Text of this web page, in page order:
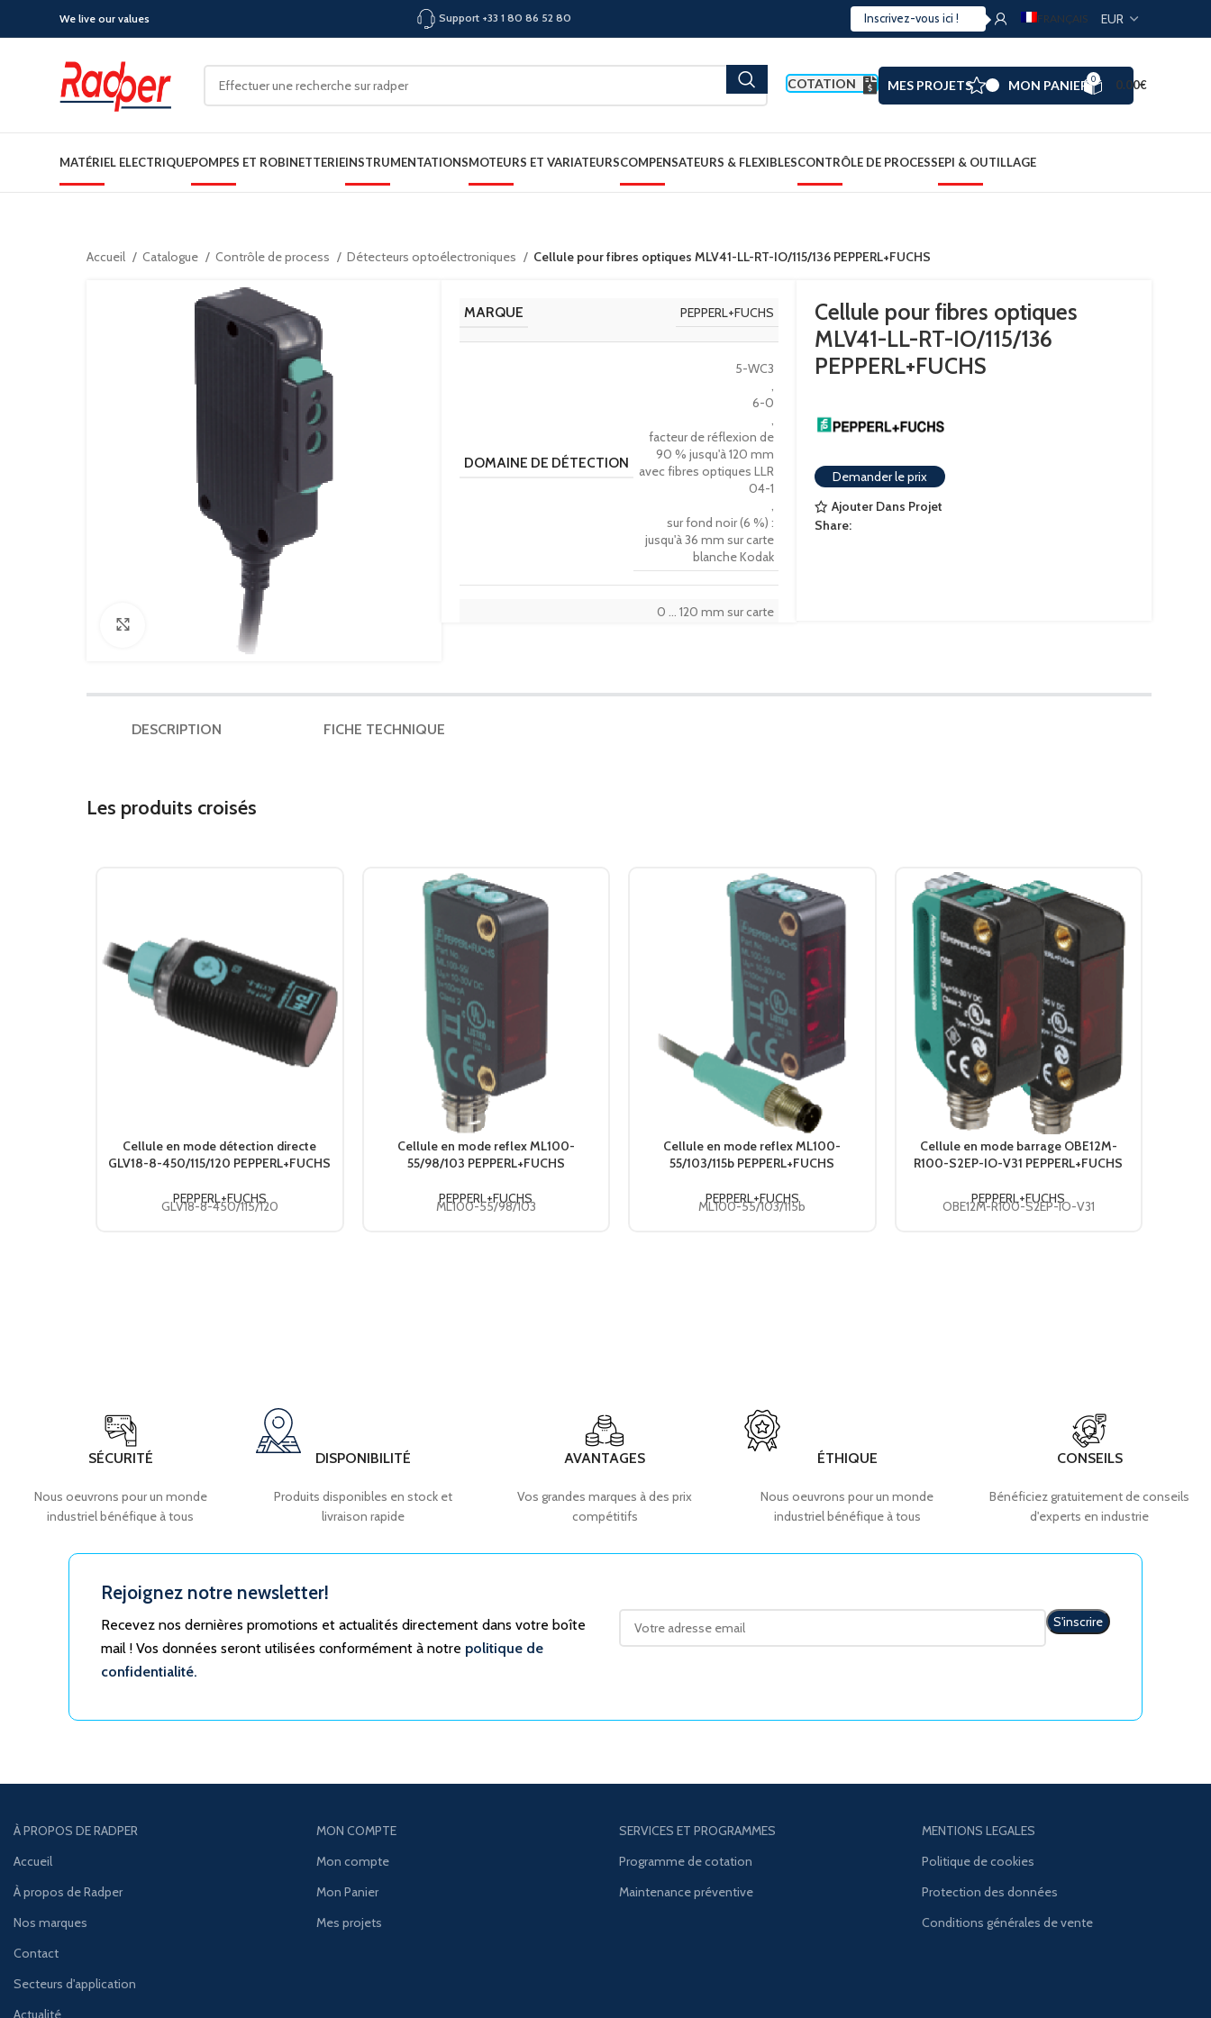
We live our values Support +33 1 80 86 52 80 FRANÇAIS
COTATION MES PROJETS MON PANIER 0 0.00€
MATÉRIEL ELECTRIQUEPOMPES ET ROBINETTERIEINSTRUMENTATIONSMOTEURS ET VARIATEURSCOMPENSATEURS & FLEXIBLESCONTRÔLE DE PROCESSEPI & OUTILLAGE
Accueil Catalogue Contrôle de process Détecteurs optoélectroniques Cellule pour fibres optiques MLV41-LL-RT-IO/115/136 PEPPERL+FUCHS
MARQUE PEPPERL+FUCHS
DOMAINE DE DÉTECTION
5-WC3
,
6-0
,
facteur de réflexion de
90 % jusqu'à 120 mm
avec fibres optiques LLR
04-1
,
sur fond noir (6 %) :
jusqu'à 36 mm sur carte
blanche Kodak
0 … 120 mm sur carte
MTTFD 770 a
DURÉE DE MISSION (TM) 20 a
COUVERTURE DU DIAGNOSTIC 0 %
LED verte
,
allumée en
permanence
Power on
indication de
sous-tension :
Communication
lien IO : LED
verte
Hz)
Cellule pour fibres optiques
MLV41-LL-RT-IO/115/136
PEPPERL+FUCHS
Demander le prix
Ajouter Dans Projet
Share:
DESCRIPTION FICHE TECHNIQUE
Les produits croisés
Cellule en mode détection directe
GLV18-8-450/115/120 PEPPERL+FUCHS
PEPPERL+FUCHS
GLV18-8-450/115/120
Cellule en mode reflex ML100-
55/98/103 PEPPERL+FUCHS
PEPPERL+FUCHS
ML100-55/98/103
Cellule en mode reflex ML100-
55/103/115b PEPPERL+FUCHS
PEPPERL+FUCHS
ML100-55/103/115b
Cellule en mode barrage OBE12M-
R100-S2EP-IO-V31 PEPPERL+FUCHS
PEPPERL+FUCHS
OBE12M-R100-S2EP-IO-V31
SÉCURITÉ
Nous oeuvrons pour un monde
industriel bénéfique à tous
DISPONIBILITÉ
Produits disponibles en stock et
livraison rapide
AVANTAGES
Vos grandes marques à des prix
compétitifs
ÉTHIQUE
Nous oeuvrons pour un monde
industriel bénéfique à tous
CONSEILS
Bénéficiez gratuitement de conseils
d'experts en industrie
Rejoignez notre newsletter!
Recevez nos dernières promotions et actualités directement dans votre boîte
mail ! Vos données seront utilisées conformément à notre politique de
confidentialité.
À PROPOS DE RADPER
Accueil
À propos de Radper
Nos marques
Contact
Secteurs d'application
Actualité
MON COMPTE
Mon compte
Mon Panier
Mes projets
SERVICES ET PROGRAMMES
Programme de cotation
Maintenance préventive
MENTIONS LEGALES
Politique de cookies
Protection des données
Conditions générales de vente